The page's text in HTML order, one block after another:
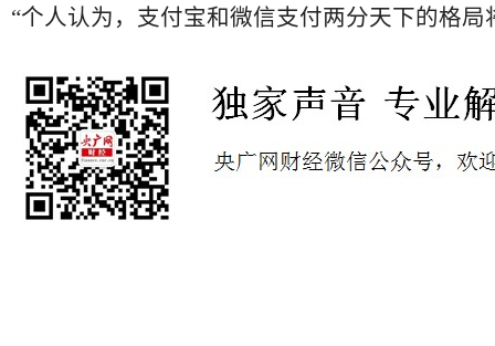
“个人认为，支付宝和微信支付两分天下的格局